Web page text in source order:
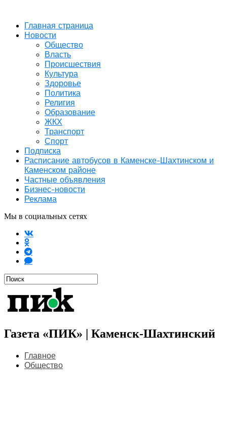
Главная страница
Новости
Общество
Власть
Происшествия
Культура
Здоровье
Политика
Религия
Образование
ЖКХ
Транспорт
Спорт
Подписка
Расписание автобусов в Каменске-Шахтинском и
Каменском районе
Частные объявления
Бизнес-новости
Реклама
Мы в социальных сетях
Газета «ПИК» | Каменск-Шахтинский
Главное
Общество